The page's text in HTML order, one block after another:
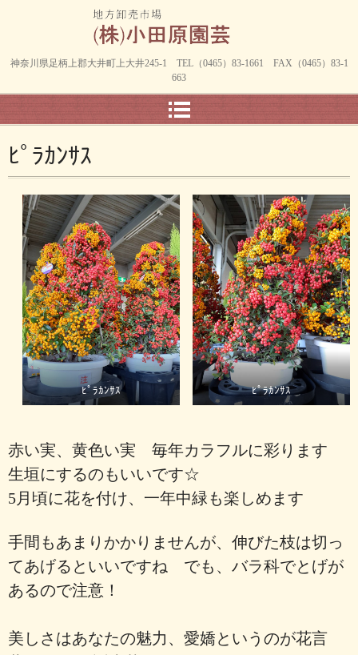
神奈川県足柄上郡大井町上大井245-1 TEL（0465）83-1661 FAX（0465）83-1
663
ﾋﾟﾗｶﾝｻｽ
ﾋﾟﾗｶﾝｻｽ ﾋﾟﾗｶﾝｻｽ
赤い実、黄色い実 毎年カラフルに彩ります
生垣にするのもいいです☆
5月頃に花を付け、一年中緑も楽しめます
手間もあまりかかりませんが、伸びた枝は切っ
てあげるといいですね でも、バラ科でとげが
あるので注意！
美しさはあなたの魅力、愛嬌というのが花言